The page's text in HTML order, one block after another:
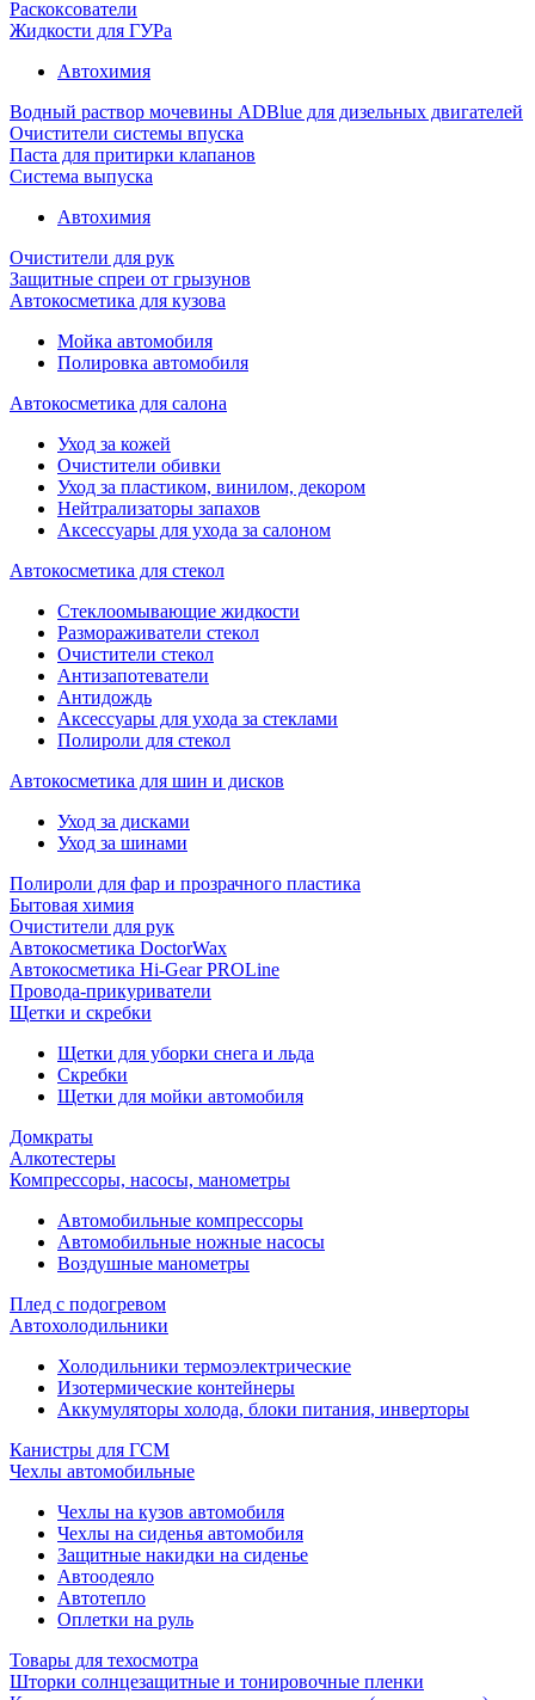
Раскоксователи
Жидкости для ГУРа
Автохимия
Водный раствор мочевины ADBlue для дизельных двигателей
Очистители системы впуска
Паста для притирки клапанов
Система выпуска
Автохимия
Очистители для рук
Защитные спреи от грызунов
Автокосметика для кузова
Мойка автомобиля
Полировка автомобиля
Автокосметика для салона
Уход за кожей
Очистители обивки
Уход за пластиком, винилом, декором
Нейтрализаторы запахов
Аксессуары для ухода за салоном
Автокосметика для стекол
Стеклоомывающие жидкости
Размораживатели стекол
Очистители стекол
Антизапотеватели
Антидождь
Аксессуары для ухода за стеклами
Полироли для стекол
Автокосметика для шин и дисков
Уход за дисками
Уход за шинами
Полироли для фар и прозрачного пластика
Бытовая химия
Очистители для рук
Автокосметика DoctorWax
Автокосметика Hi-Gear PROLine
Провода-прикуриватели
Щетки и скребки
Щетки для уборки снега и льда
Скребки
Щетки для мойки автомобиля
Домкраты
Алкотестеры
Компрессоры, насосы, манометры
Автомобильные компрессоры
Автомобильные ножные насосы
Воздушные манометры
Плед с подогревом
Автохолодильники
Холодильники термоэлектрические
Изотермические контейнеры
Аккумуляторы холода, блоки питания, инверторы
Канистры для ГСМ
Чехлы автомобильные
Чехлы на кузов автомобиля
Чехлы на сиденья автомобиля
Защитные накидки на сиденье
Автоодеяло
Автотепло
Оплетки на руль
Товары для техосмотра
Шторки солнцезащитные и тонировочные пленки